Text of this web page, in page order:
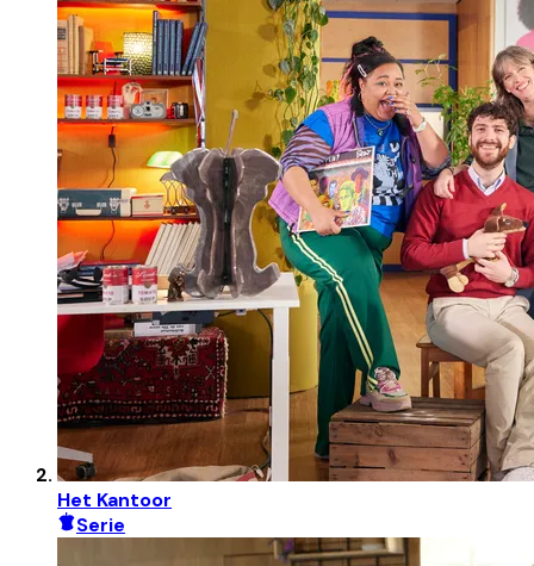
Het Kantoor
Serie